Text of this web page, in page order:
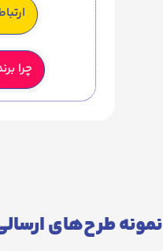
چرا
نمونه طرح‌های